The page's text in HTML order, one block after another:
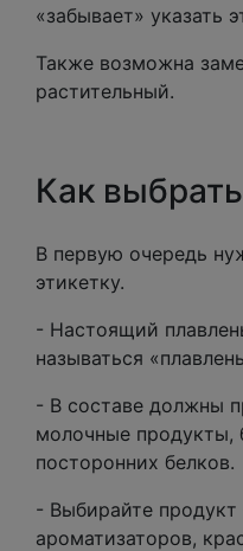
«забывает» указать
Также возможна
растительный.
Как выбрать
В первую очередь
этикетку.
- Настоящий
называться
- В составе должны
молочные продукты,
посторонних белков.
- Выбирайте продукт
ароматизаторов,